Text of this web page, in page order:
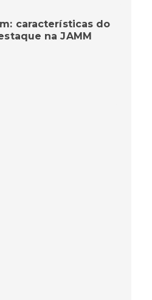
características do
na JAMM